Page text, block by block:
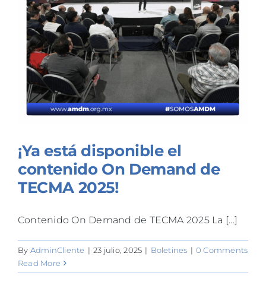
TALLERES
BLOG
¡Ya está disponible el
contenido On Demand de
TECMA 2025!
Contenido On Demand de TECMA 2025 La [...]
By AdminCliente | 23 julio, 2025 | Boletines | 0 Comments
Read More